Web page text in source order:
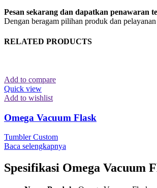
Pesan sekarang dan dapatkan penawaran
Dengan beragam pilihan produk dan
RELATED PRODUCTS
Add to compare
Quick view
Add to wishlist
Omega Vacuum Flask
Tumbler Custom
Baca selengkapnya
Spesifikasi Omega Vacuum